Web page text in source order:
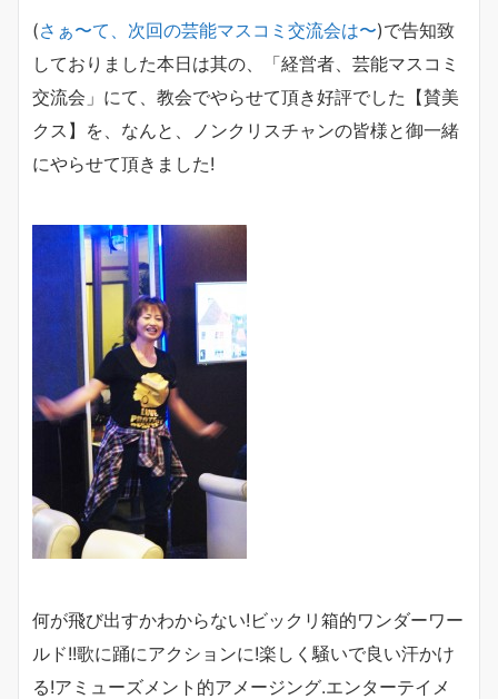
(さぁ〜て、次回の芸能マスコミ交流会は〜)で告知致
しておりました本日は其の、「経営者、芸能マスコミ
交流会」にて、教会でやらせて頂き好評でした【賛美
クス】を、なんと、ノンクリスチャンの皆様と御一緒
にやらせて頂きました!
何が飛び出すかわからない! ビックリ箱的ワンダーワー
ルド!!歌に踊にアクションに!楽しく騒いで良い汗かけ
る!アミューズメント的アメージング.エンターテイメ